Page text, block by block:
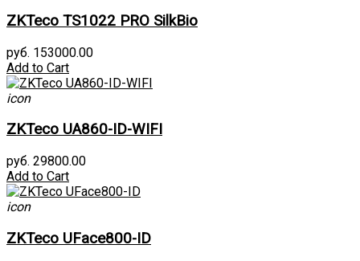
ZKTeco TS1022 PRO SilkBio
руб. 153000.00
Add to Cart
icon
ZKTeco UA860-ID-WIFI
руб. 29800.00
Add to Cart
icon
ZKTeco UFace800-ID